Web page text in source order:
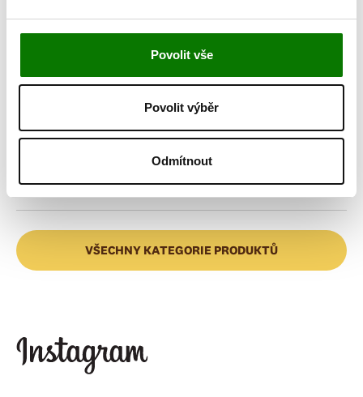
Povolit vše
Povolit výběr
Odmítnout
Prozkoumejte další
kategorie
V kondici
VŠECHNY KATEGORIE PRODUKTŮ